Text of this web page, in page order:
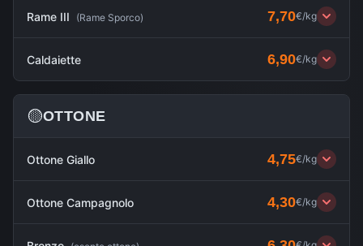
Rame III (Rame Sporco) 7,70€/kg
Caldaiette 6,90€/kg
🟡OTTONE
Ottone Giallo 4,75€/kg
Ottone Campagnolo 4,30€/kg